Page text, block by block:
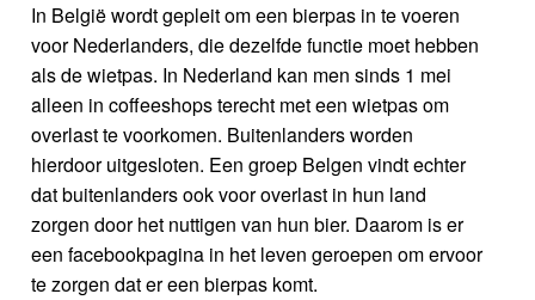
In België wordt gepleit om een bierpas in te voeren
voor Nederlanders, die dezelfde functie moet hebben
als de wietpas. In Nederland kan men sinds 1 mei
alleen in coffeeshops terecht met een wietpas om
overlast te voorkomen. Buitenlanders worden
hierdoor uitgesloten. Een groep Belgen vindt echter
dat buitenlanders ook voor overlast in hun land
zorgen door het nuttigen van hun bier. Daarom is er
een facebookpagina in het leven geroepen om ervoor
te zorgen dat er een bierpas komt.